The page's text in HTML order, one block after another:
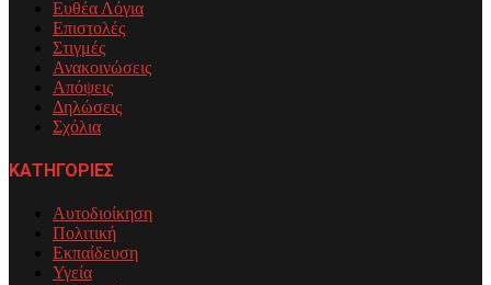
Ευθέα Λόγια
Επιστολές
Στιγμές
Ανακοινώσεις
Απόψεις
Δηλώσεις
Σχόλια
ΚΑΤΗΓΟΡΙΕΣ
Αυτοδιοίκηση
Πολιτική
Εκπαίδευση
Υγεία